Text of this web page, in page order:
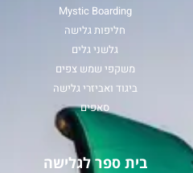
Mystic Boarding
חליפות גלישה
גלשני גלים
משקפי שמש צפים
ביגוד ואביזרי גלישה
סאפים
בית ספר לגלישה